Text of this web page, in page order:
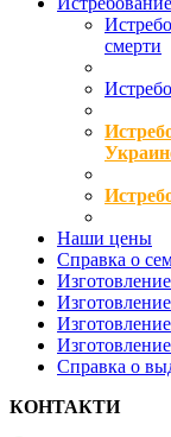
смерти
Наши цены
Справка о
Справка о
КОНТАКТИ